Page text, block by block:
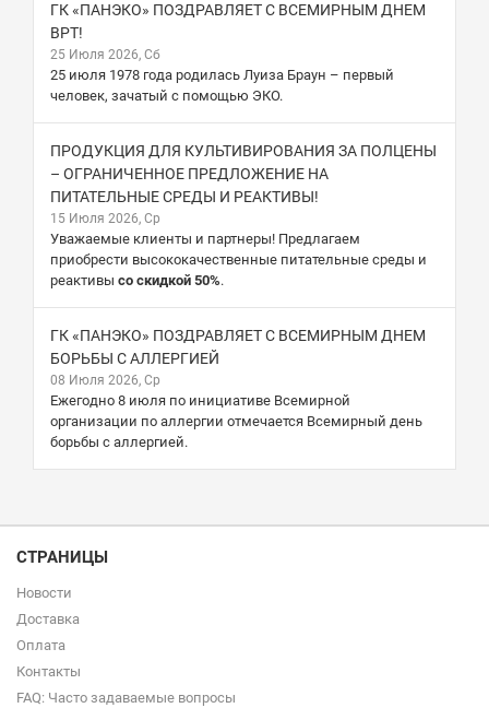
ГК «ПАНЭКО» ПОЗДРАВЛЯЕТ С ВСЕМИРНЫМ ДНЕМ
ВРТ!
25 Июля 2026, Сб
25 июля 1978 года родилась Луиза Браун – первый
человек, зачатый с помощью ЭКО.
ПРОДУКЦИЯ ДЛЯ КУЛЬТИВИРОВАНИЯ ЗА ПОЛЦЕНЫ
– ОГРАНИЧЕННОЕ ПРЕДЛОЖЕНИЕ НА
ПИТАТЕЛЬНЫЕ СРЕДЫ И РЕАКТИВЫ!
15 Июля 2026, Ср
Уважаемые клиенты и партнеры! Предлагаем
приобрести высококачественные питательные среды и
реактивы со скидкой 50%.
ГК «ПАНЭКО» ПОЗДРАВЛЯЕТ С ВСЕМИРНЫМ ДНЕМ
БОРЬБЫ С АЛЛЕРГИЕЙ
08 Июля 2026, Ср
Ежегодно 8 июля по инициативе Всемирной
организации по аллергии отмечается Всемирный день
борьбы с аллергией.
СТРАНИЦЫ
Новости
Доставка
Оплата
Контакты
FAQ: Часто задаваемые вопросы